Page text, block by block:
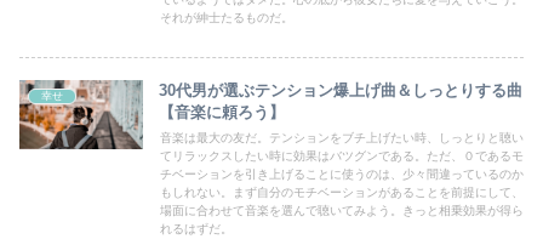
それが紳士たるものだ。
幸せ
30代男が選ぶテンション爆上げ曲＆しっとりする曲
【音楽に頼ろう】
音楽は最大の友だ。テンションをブチ上げたい時、しっとりと聴い
てリラックスしたい時に効果はバツグンである。ただ、０であるモ
チベーションを引き上げることに使うのは、少々間違っているのか
もしれない。まず自分のモチベーションがあることを前提にして、
場面に合わせて音楽を選んで聴いてみよう。きっと相乗効果が得ら
れるはずだ。